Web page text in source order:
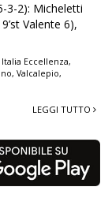
3-2): Micheletti
Valente 6),
Italia Eccellenza,
, Valcalepio,
LEGGI TUTTO